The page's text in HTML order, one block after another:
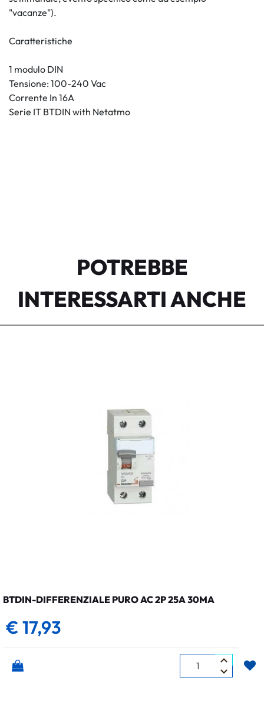
"vacanze").
Caratteristiche
1 modulo DIN
Tensione: 100-240 Vac
Corrente In 16A
Serie IT BTDIN with Netatmo
POTREBBE
INTERESSARTI ANCHE
BTDIN-DIFFERENZIALE PURO AC 2P 25A 30MA
€ 17,93
Quantità